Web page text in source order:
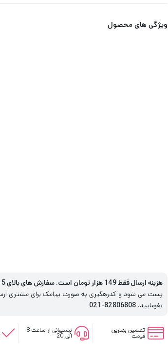
ویژگی های محصول
هزینه ارسال فقط 149 هزار تومان است. سفارش های بالای 5 میلیون تومان رایگان است
پست می شود و کدرهگیری به صورت پیامک برای مشتری
بفرمایید. 82806808-021
تضمین بهترین
قیمت
پشتیبانی از ساعت 8
الی 20